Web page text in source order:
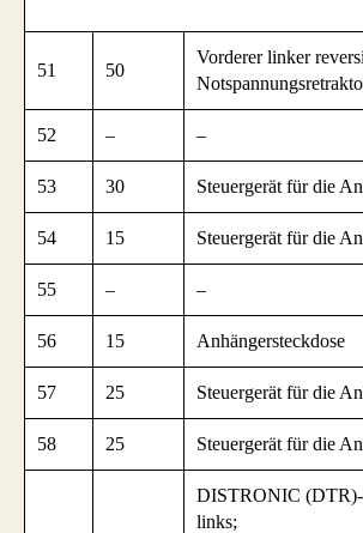
51 50
Vorderer linker
52 – –
53 30 Steuergerät für die
54 15 Steuergerät für die
55 – –
56 15 Anhängersteckdose
57 25 Steuergerät für die
58 25 Steuergerät für die
DISTRONIC (DTR)-
links;